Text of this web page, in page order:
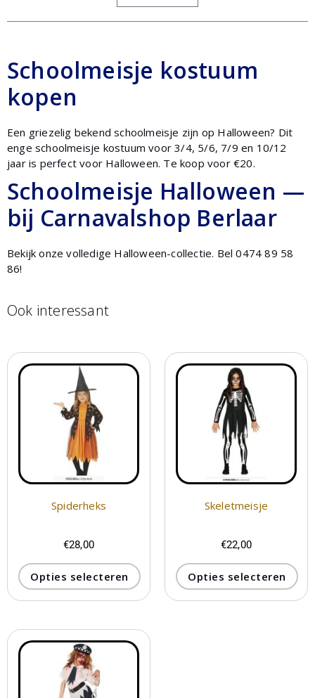
Schoolmeisje kostuum
kopen
Een griezelig bekend schoolmeisje zijn op Halloween? Dit
enge schoolmeisje kostuum voor 3/4, 5/6, 7/9 en 10/12
jaar is perfect voor Halloween. Te koop voor €20.
Schoolmeisje Halloween —
bij Carnavalshop Berlaar
Bekijk onze volledige Halloween-collectie. Bel 0474 89 58
86!
Ook interessant
Spiderheks
€28,00
Opties selecteren
Skeletmeisje
€22,00
Opties selecteren